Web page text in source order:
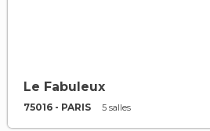
Le Fabuleux
75016 - PARIS 5 salles